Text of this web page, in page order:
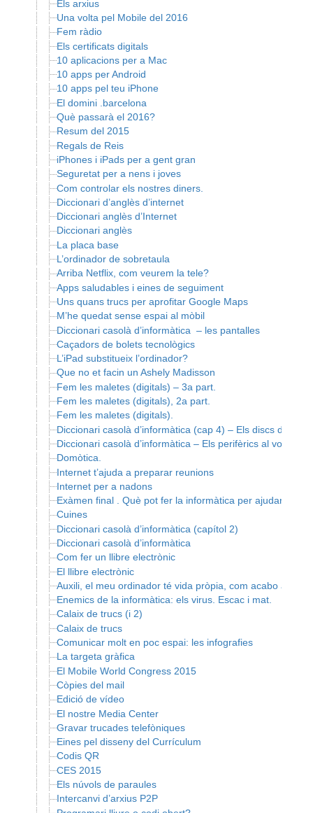
Els arxius
Una volta pel Mobile del 2016
Fem ràdio
Els certificats digitals
10 aplicacions per a Mac
10 apps per Android
10 apps pel teu iPhone
El domini .barcelona
Què passarà el 2016?
Resum del 2015
Regals de Reis
iPhones i iPads per a gent gran
Seguretat per a nens i joves
Com controlar els nostres diners.
Diccionari d’anglès d’internet
Diccionari anglès d’Internet
Diccionari anglès
La placa base
L’ordinador de sobretaula
Arriba Netflix, com veurem la tele?
Apps saludables i eines de seguiment
Uns quans trucs per aprofitar Google Maps
M’he quedat sense espai al mòbil
Diccionari casolà d’informàtica – les pantalles
Caçadors de bolets tecnològics
L’iPad substitueix l’ordinador?
Que no et facin un Ashely Madisson
Fem les maletes (digitals) – 3a part.
Fem les maletes (digitals), 2a part.
Fem les maletes (digitals).
Diccionari casolà d’informàtica (cap 4) – Els discs durs.
Diccionari casolà d’informàtica – Els perifèrics al voltant
Domòtica.
Internet t’ajuda a preparar reunions
Internet per a nadons
Exàmen final . Què pot fer la informàtica per ajudar-te a
Cuines
Diccionari casolà d’informàtica (capítol 2)
Diccionari casolà d’informàtica
Com fer un llibre electrònic
El llibre electrònic
Auxili, el meu ordinador té vida pròpia, com acabo amb
Enemics de la informàtica: els virus. Escac i mat.
Calaix de trucs (i 2)
Calaix de trucs
Comunicar molt en poc espai: les infografies
La targeta gràfica
El Mobile World Congress 2015
Còpies del mail
Edició de vídeo
El nostre Media Center
Gravar trucades telefòniques
Eines pel disseny del Currículum
Codis QR
CES 2015
Els núvols de paraules
Intercanvi d’arxius P2P